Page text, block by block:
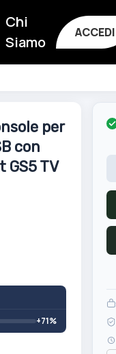
Chi
Siamo
ACCEDI
per
con
TV
+71%